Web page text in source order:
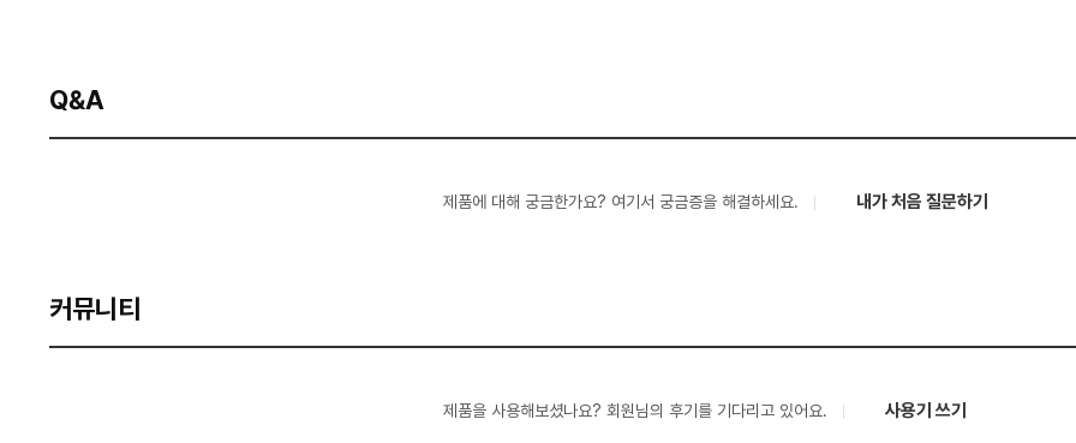
Q&A
제품에 대해 궁금한가요? 여기서 궁금증을 해결하세요. 내가 처음 질문하기
커뮤니티
제품을 사용해보셨나요? 회원님의 후기를 기다리고 있어요. 사용기 쓰기